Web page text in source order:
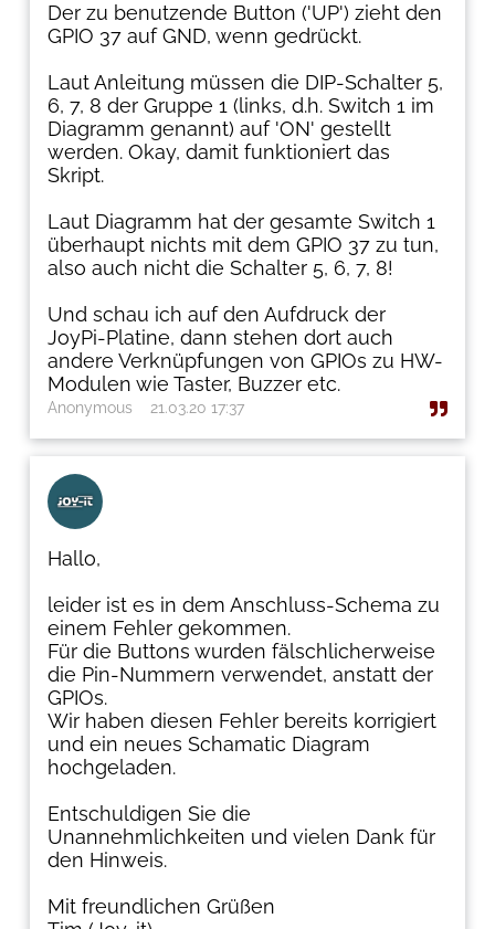
Der zu benutzende Button ('UP') zieht den
GPIO 37 auf GND, wenn gedrückt.
Laut Anleitung müssen die DIP-Schalter 5,
6, 7, 8 der Gruppe 1 (links, d.h. Switch 1 im
Diagramm genannt) auf 'ON' gestellt
werden. Okay, damit funktioniert das
Skript.
Laut Diagramm hat der gesamte Switch 1
überhaupt nichts mit dem GPIO 37 zu tun,
also auch nicht die Schalter 5, 6, 7, 8!
Und schau ich auf den Aufdruck der
JoyPi-Platine, dann stehen dort auch
andere Verknüpfungen von GPIOs zu HW-
Modulen wie Taster, Buzzer etc.
Anonymous 21.03.20 17:37
Hallo,
leider ist es in dem Anschluss-Schema zu
einem Fehler gekommen.
Für die Buttons wurden fälschlicherweise
die Pin-Nummern verwendet, anstatt der
GPIOs.
Wir haben diesen Fehler bereits korrigiert
und ein neues Schamatic Diagram
hochgeladen.
Entschuldigen Sie die
Unannehmlichkeiten und vielen Dank für
den Hinweis.
Mit freundlichen Grüßen